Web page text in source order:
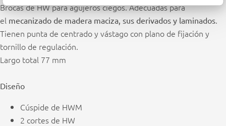
Brocas de HW para agujeros ciegos. Adecuadas para
el mecanizado de madera maciza, sus derivados y laminados.
Tienen punta de centrado y vástago con plano de fijación y
tornillo de regulación.
Largo total 77 mm
Diseño
Cúspide de HWM
2 cortes de HW